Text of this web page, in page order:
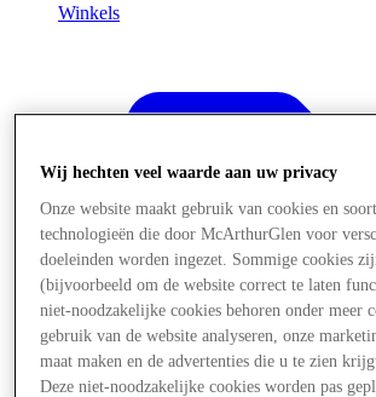
Winkels
Wij hechten veel waarde aan uw privacy
Onze website maakt gebruik van cookies en
technologieën die door McArthurGlen voor
doeleinden worden ingezet. Sommige cookies
(bijvoorbeeld om de website correct te laten
niet-noodzakelijke cookies behoren onder meer
gebruik van de website analyseren, onze
maat maken en de advertenties die u te zien
Deze niet-noodzakelijke cookies worden pas